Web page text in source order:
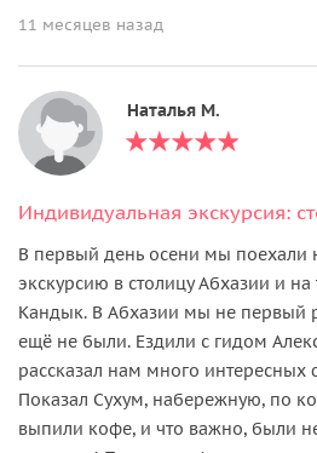
11 месяцев назад
Наталья М.
В первый день осени мы поехали
экскурсию в столицу Абхазии и
Кандык. В Абхазии мы не первый
ещё не были. Ездили с гидом
рассказал нам много
Показал Сухум, набережную, по
выпили кофе, и что важно, были